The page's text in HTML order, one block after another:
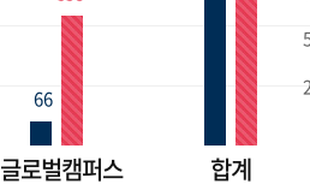
글로벌캠퍼스 합계
66